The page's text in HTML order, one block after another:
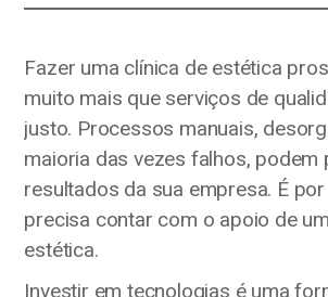
Fazer uma clínica de estética
muito mais que serviços de
justo. Processos manuais,
maioria das vezes falhos, podem
resultados da sua empresa. É
precisa contar com o apoio de
estética.
Investir em tecnologias é uma